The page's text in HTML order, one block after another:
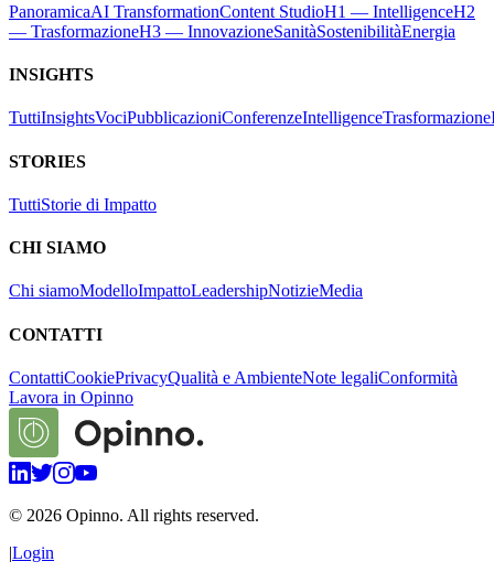
PanoramicaAI TransformationContent StudioH1 — IntelligenceH2
— TrasformazioneH3 — InnovazioneSanitàSostenibilitàEnergia
INSIGHTS
TuttiInsightsVociPubblicazioniConferenzeIntelligenceTrasformazione
STORIES
TuttiStorie di Impatto
CHI SIAMO
Chi siamoModelloImpattoLeadershipNotizieMedia
CONTATTI
ContattiCookiePrivacyQualità e AmbienteNote legaliConformità
Lavora in Opinno
© 2026 Opinno. All rights reserved.
|Login